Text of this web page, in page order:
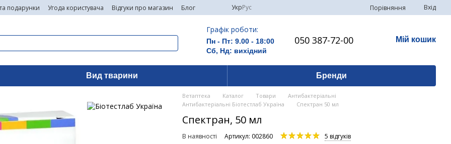
та подарунки Угода користувача Відгуки про магазин Блог УкрРус Порівняння Вхід
Графік роботи:
Пн - Пт: 9.00 - 18:00
Сб, Нд: вихідний
050 387-72-00 Мій кошик
Вид тварини Бренди
Ветаптека Каталог Товари
Антибактеріальні
Антибактеріальні Біотестлаб Україна
Спектран 50 мл
Спектран, 50 мл
В наявності Артикул: 002860 5 відгуків